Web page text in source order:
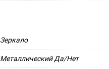
Зеркало
Металлический Да/Нет